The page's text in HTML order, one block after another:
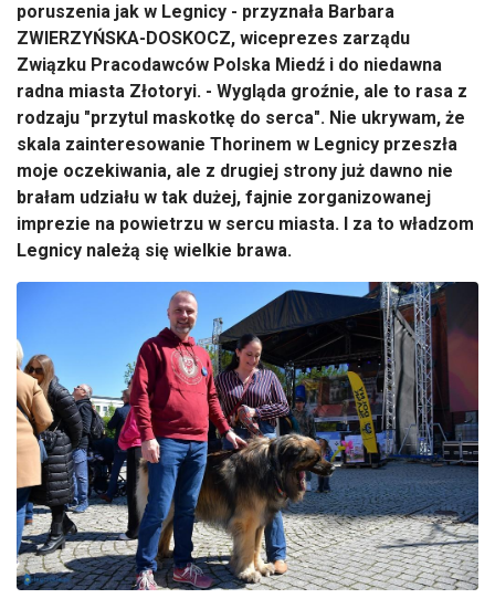
poruszenia jak w Legnicy - przyznała Barbara
ZWIERZYŃSKA-DOSKOCZ, wiceprezes zarządu
Związku Pracodawców Polska Miedź i do niedawna
radna miasta Złotoryi. - Wygląda groźnie, ale to rasa z
rodzaju "przytul maskotkę do serca". Nie ukrywam, że
skala zainteresowanie Thorinem w Legnicy przeszła
moje oczekiwania, ale z drugiej strony już dawno nie
brałam udziału w tak dużej, fajnie zorganizowanej
imprezie na powietrzu w sercu miasta. I za to władzom
Legnicy należą się wielkie brawa.